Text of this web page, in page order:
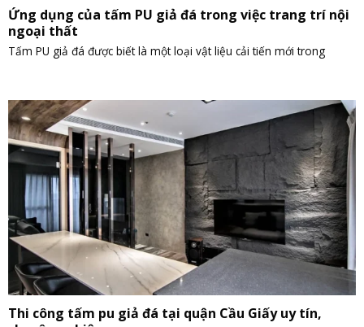
Ứng dụng của tấm PU giả đá trong việc trang trí nội
ngoại thất
Tấm PU giả đá được biết là một loại vật liệu cải tiến mới trong
Thi công tấm pu giả đá tại quận Cầu Giấy uy tín,